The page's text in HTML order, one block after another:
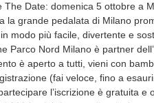
The Date: domenica 5 ottobre a
la grande pedalata di Milano
modo più facile, divertente e
Parco Nord Milano è partner
è aperto a tutti, vieni con
(fai veloce, fino a
l’iscrizione è gratuita e